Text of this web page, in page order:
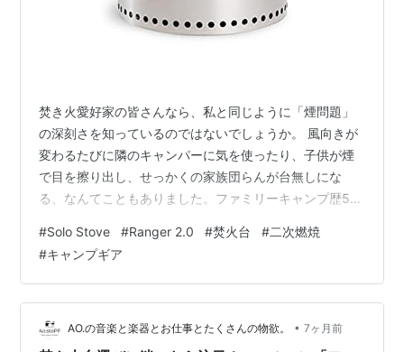
焚き火愛好家の皆さんなら、私と同じように「煙問題」
の深刻さを知っているのではないでしょうか。 風向きが
変わるたびに隣のキャンパーに気を使ったり、子供が煙
で目を擦り出し、せっかくの家族団らんが台無しにな
る、なんてこともありました。ファミリーキャンプ歴5年
ネでした。 そんな焚き火愛好家の「痛み」を解決するか
もしれないと、今、注目を集めているのがSolo Stove
Ranger 2.0（ソロストーブ レンジャー 2.0）です。 私は
この焚き火台の構造を徹底的に調べ、その技術的な美し
さに魅了されました。 1. 煙を燃料に変える！Solo Stove
#Solo Stove #Ranger 2.0 #焚火台 #二次燃焼
#キャンプギア
AO.の音楽と楽器とお仕事とたくさんの物欲。 • 7ヶ月前